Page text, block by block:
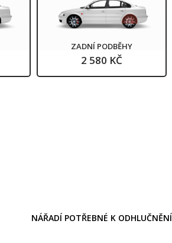
ZADNÍ PODBĚHY
2 580 KČ
NÁŘADÍ POTŘEBNÉ K ODHLUČNĚNÍ